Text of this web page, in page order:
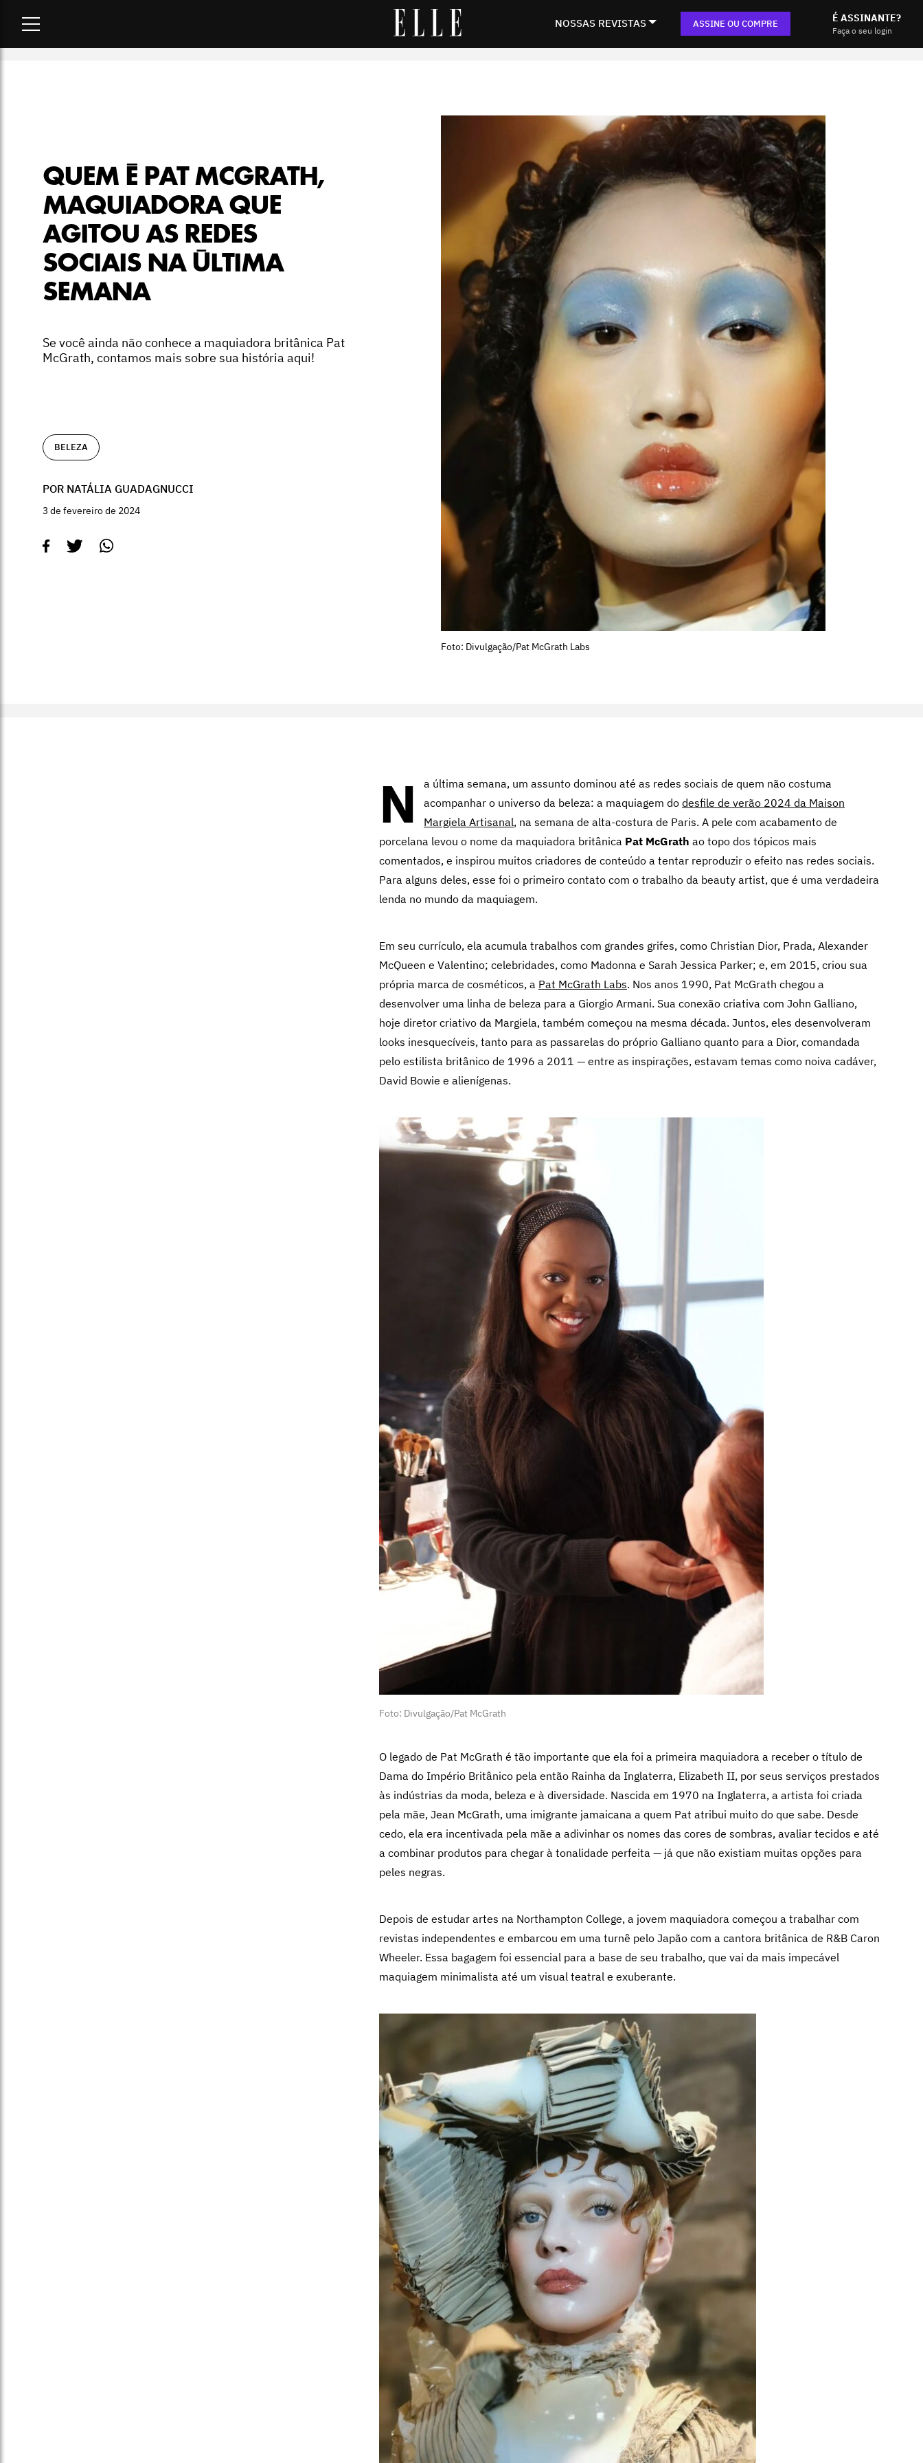
NOSSAS REVISTAS ASSINE OU COMPRE É ASSINANTE?
Faça o seu login
Quem é Pat McGrath, maquiadora que agitou as redes sociais na última semana
QUEM É PAT MCGRATH,
MAQUIADORA QUE
AGITOU AS REDES
SOCIAIS NA ÚLTIMA
SEMANA
Se você ainda não conhece a maquiadora britânica Pat
McGrath, contamos mais sobre sua história aqui!
BELEZA
POR NATÁLIA GUADAGNUCCI
3 de fevereiro de 2024
Foto: Divulgação/Pat McGrath Labs
N
a última semana, um assunto dominou até as redes sociais de quem não costuma
acompanhar o universo da beleza: a maquiagem do desfile de verão 2024 da Maison
Margiela Artisanal, na semana de alta-costura de Paris. A pele com acabamento de
porcelana levou o nome da maquiadora britânica Pat McGrath ao topo dos tópicos mais
comentados, e inspirou muitos criadores de conteúdo a tentar reproduzir o efeito nas redes sociais.
Para alguns deles, esse foi o primeiro contato com o trabalho da beauty artist, que é uma verdadeira
lenda no mundo da maquiagem.
Em seu currículo, ela acumula trabalhos com grandes grifes, como Christian Dior, Prada, Alexander
McQueen e Valentino; celebridades, como Madonna e Sarah Jessica Parker; e, em 2015, criou sua
própria marca de cosméticos, a Pat McGrath Labs. Nos anos 1990, Pat McGrath chegou a
desenvolver uma linha de beleza para a Giorgio Armani. Sua conexão criativa com John Galliano,
hoje diretor criativo da Margiela, também começou na mesma década. Juntos, eles desenvolveram
looks inesquecíveis, tanto para as passarelas do próprio Galliano quanto para a Dior, comandada
pelo estilista britânico de 1996 a 2011 — entre as inspirações, estavam temas como noiva cadáver,
David Bowie e alienígenas.
Foto: Divulgação/Pat McGrath
O legado de Pat McGrath é tão importante que ela foi a primeira maquiadora a receber o título de
Dama do Império Britânico pela então Rainha da Inglaterra, Elizabeth II, por seus serviços prestados
às indústrias da moda, beleza e à diversidade. Nascida em 1970 na Inglaterra, a artista foi criada
pela mãe, Jean McGrath, uma imigrante jamaicana a quem Pat atribui muito do que sabe. Desde
cedo, ela era incentivada pela mãe a adivinhar os nomes das cores de sombras, avaliar tecidos e até
a combinar produtos para chegar à tonalidade perfeita — já que não existiam muitas opções para
peles negras.
Depois de estudar artes na Northampton College, a jovem maquiadora começou a trabalhar com
revistas independentes e embarcou em uma turnê pelo Japão com a cantora britânica de R&B Caron
Wheeler. Essa bagagem foi essencial para a base de seu trabalho, que vai da mais impecável
maquiagem minimalista até um visual teatral e exuberante.